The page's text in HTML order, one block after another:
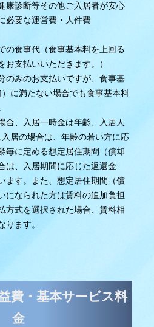
康診断等その他ご入居者が安心
必要な運営費・人件費
の食事代（食事基本料を上回る
お支払いいただきます。）
のみのお支払いですが、食事基
に満たない場合でも食事基本料
合、入居一時金は年齢、入居人
居の場合は、年齢の若い方に応
毎に定める想定居住期間（償却
は、入居期間に応じた返還金
ます。また、想定居住期間（償
になられた方は賃料の追加負担
方式を選択された場合、賃料相
ります。
費・基本サービス料
金